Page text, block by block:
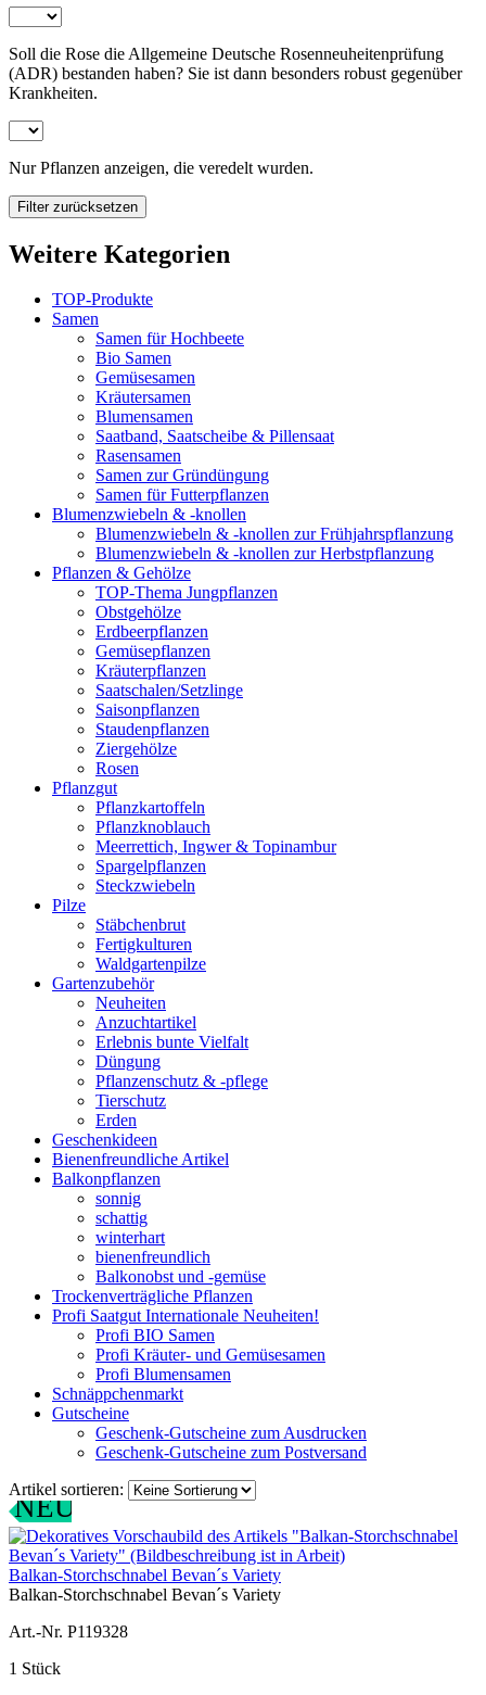
Soll die Rose die Allgemeine Deutsche Rosenneuheitenprüfung
(ADR) bestanden haben? Sie ist dann besonders robust gegenüber
Krankheiten.
Nur Pflanzen anzeigen, die veredelt wurden.
Filter zurücksetzen
Weitere Kategorien
TOP-Produkte
Samen
Samen für Hochbeete
Bio Samen
Gemüsesamen
Kräutersamen
Blumensamen
Saatband, Saatscheibe & Pillensaat
Rasensamen
Samen zur Gründüngung
Samen für Futterpflanzen
Blumenzwiebeln & -knollen
Blumenzwiebeln & -knollen zur Frühjahrspflanzung
Blumenzwiebeln & -knollen zur Herbstpflanzung
Pflanzen & Gehölze
TOP-Thema Jungpflanzen
Obstgehölze
Erdbeerpflanzen
Gemüsepflanzen
Kräuterpflanzen
Saatschalen/Setzlinge
Saisonpflanzen
Staudenpflanzen
Ziergehölze
Rosen
Pflanzgut
Pflanzkartoffeln
Pflanzknoblauch
Meerrettich, Ingwer & Topinambur
Spargelpflanzen
Steckzwiebeln
Pilze
Stäbchenbrut
Fertigkulturen
Waldgartenpilze
Gartenzubehör
Neuheiten
Anzuchtartikel
Erlebnis bunte Vielfalt
Düngung
Pflanzenschutz & -pflege
Tierschutz
Erden
Geschenkideen
Bienenfreundliche Artikel
Balkonpflanzen
sonnig
schattig
winterhart
bienenfreundlich
Balkonobst und -gemüse
Trockenverträgliche Pflanzen
Profi Saatgut Internationale Neuheiten!
Profi BIO Samen
Profi Kräuter- und Gemüsesamen
Profi Blumensamen
Schnäppchenmarkt
Gutscheine
Geschenk-Gutscheine zum Ausdrucken
Geschenk-Gutscheine zum Postversand
Artikel sortieren:
NEU
Balkan-Storchschnabel Bevan´s Variety
Balkan-Storchschnabel Bevan´s Variety
Art.-Nr. P119328
1 Stück